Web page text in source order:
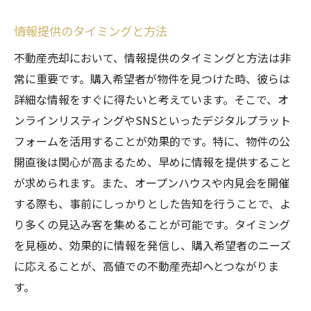
情報提供のタイミングと方法
不動産売却において、情報提供のタイミングと方法は非
常に重要です。購入希望者が物件を見つけた時、彼らは
詳細な情報をすぐに得たいと考えています。そこで、オ
ンラインリスティングやSNSといったデジタルプラット
フォームを活用することが効果的です。特に、物件の公
開直後は関心が高まるため、早めに情報を提供すること
が求められます。また、オープンハウスや内見会を開催
する際も、事前にしっかりとした告知を行うことで、よ
り多くの見込み客を集めることが可能です。タイミング
を見極め、効果的に情報を発信し、購入希望者のニーズ
に応えることが、高値での不動産売却へとつながりま
す。